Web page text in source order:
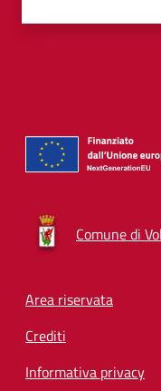
Comune di
Footer menu
Area riservata
Crediti
Informativa privacy